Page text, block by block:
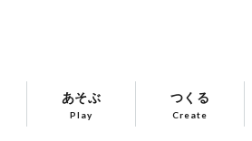
あそぶ
Play
つくる
Create